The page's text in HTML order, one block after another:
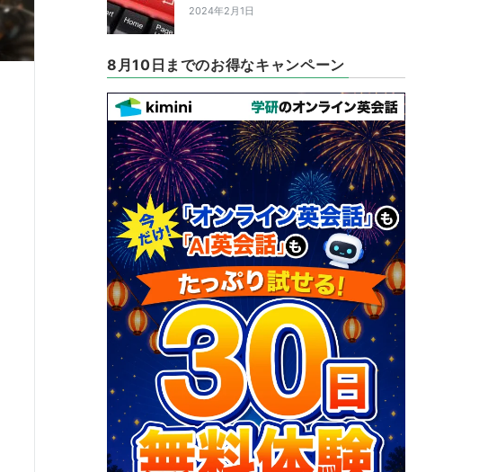
2024年2月1日
8月10日までのお得なキャンペーン